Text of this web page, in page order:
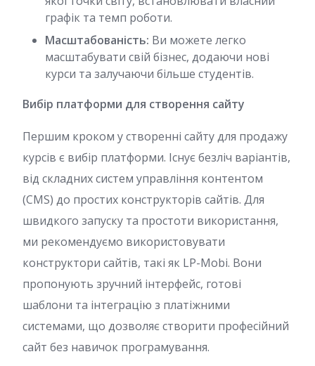
графік та темп роботи.
Масштабованість: Ви можете легко
масштабувати свій бізнес, додаючи нові
курси та залучаючи більше студентів.
Вибір платформи для створення сайту
Першим кроком у створенні сайту для продажу
курсів є вибір платформи. Існує безліч варіантів,
від складних систем управління контентом
(CMS) до простих конструкторів сайтів. Для
швидкого запуску та простоти використання,
ми рекомендуємо використовувати
конструктори сайтів, такі як LP-Mobi. Вони
пропонують зручний інтерфейс, готові
шаблони та інтеграцію з платіжними
системами, що дозволяє створити професійний
сайт без навичок програмування.